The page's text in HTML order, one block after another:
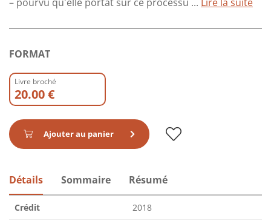
FORMAT
Livre broché
20.00 €
Ajouter au panier
Détails Sommaire Résumé
Crédit 2018